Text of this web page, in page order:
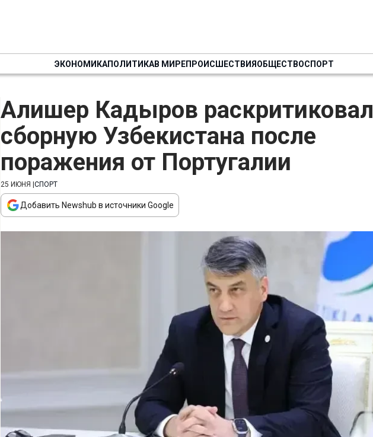
ЭКОНОМИКАПОЛИТИКАВ МИРЕПРОИСШЕСТВИЯОБЩЕСТВОСПОРТ
Алишер Кадыров раскритиковал
сборную Узбекистана после
поражения от Португалии
25 ИЮНЯ СПОРТ
Добавить Newshub в источники Google